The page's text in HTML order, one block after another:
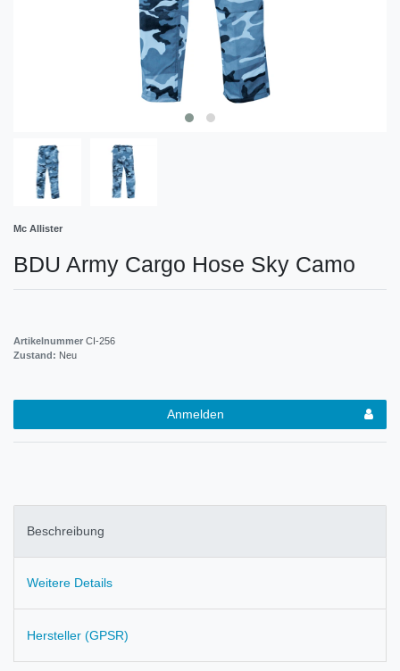
Mc Allister
BDU Army Cargo Hose Sky Camo
Artikelnummer CI-256
Zustand: Neu
Anmelden
Beschreibung
Weitere Details
Hersteller (GPSR)